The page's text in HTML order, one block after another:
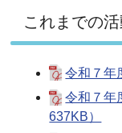
これまでの
令和７年
令和７年
637KB）